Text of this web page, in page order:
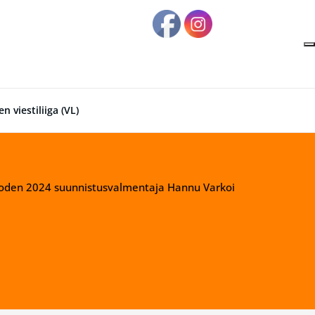
viestiliiga (VL)
2024 suunnistusvalmentaja Hannu Varkoi